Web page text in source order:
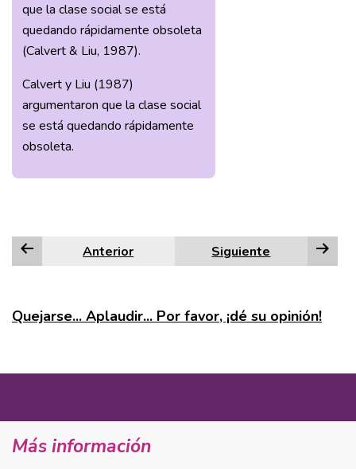
que la clase social se está
quedando rápidamente obsoleta
(Calvert & Liu, 1987).
Calvert y Liu (1987)
argumentaron que la clase social
se está quedando rápidamente
obsoleta.
Anterior Siguiente
Quejarse... Aplaudir... Por favor, ¡dé su opinión!
Más información